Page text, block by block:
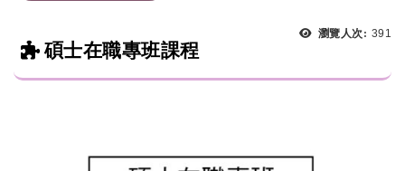
瀏覽人次: 391
碩士在職專班課程